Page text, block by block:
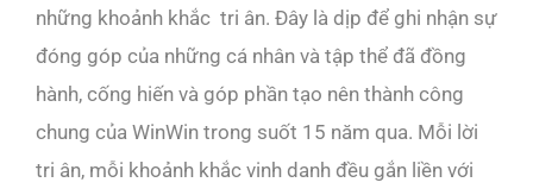
những khoảnh khắc tri ân. Đây là dịp để ghi nhận sự
đóng góp của những cá nhân và tập thể đã đồng
hành, cống hiến và góp phần tạo nên thành công
chung của WinWin trong suốt 15 năm qua. Mỗi lời
tri ân, mỗi khoảnh khắc vinh danh đều gắn liền với